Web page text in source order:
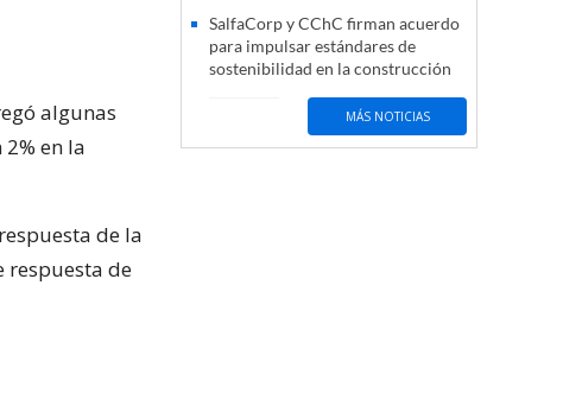
algunas
en la
de la
respuesta de
SalfaCorp y CChC firman acuerdo
para impulsar estándares de
sostenibilidad en la construcción
MÁS NOTICIAS